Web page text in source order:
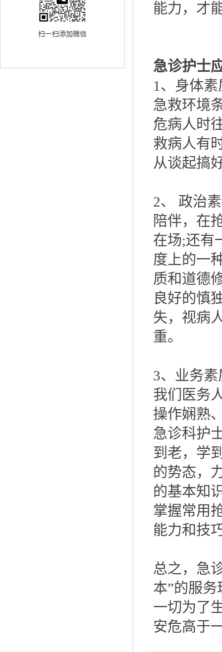
扫一扫添加微信
能力，才
急诊护士
1、身体
急救环境
危病人时
救病人有
从谈起搞
2、 政治
陪伴，在
在场;还有
度上的一
质和道德
良好的慎
失，视病
重。
3、业务
我们医务
操作娴熟
急诊科护
到老，学
的势态，
的基本知
掌握常用
能力和技
总之，急
本”的服
一切为了
安危高于